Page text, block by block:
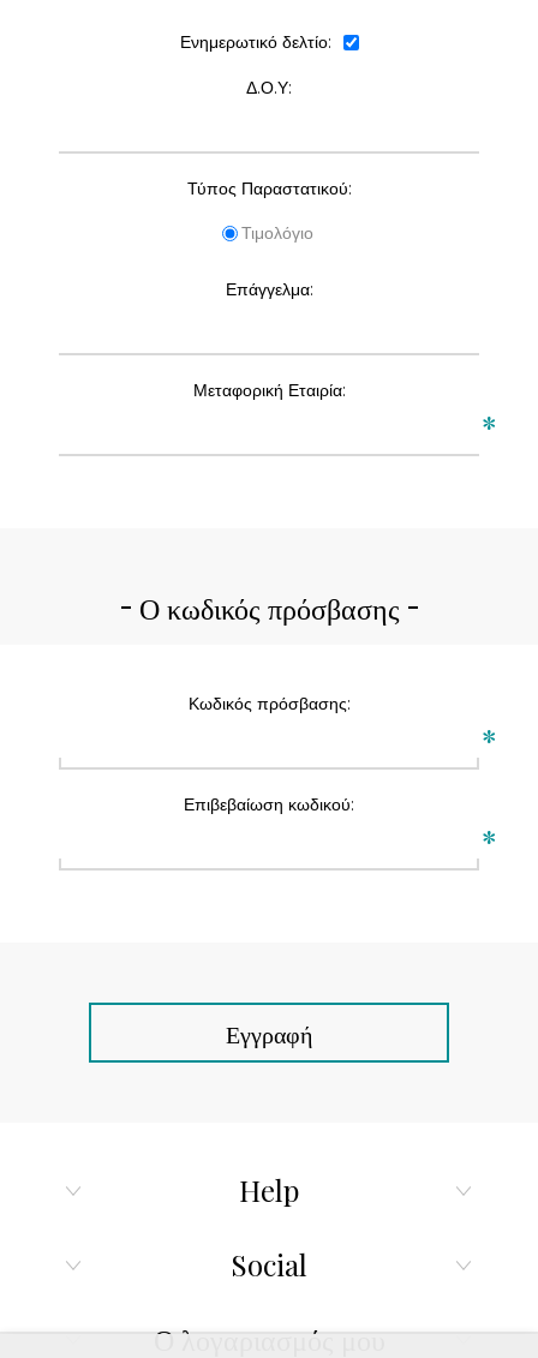
Ενημερωτικό δελτίο:
Δ.Ο.Υ:
Τύπος Παραστατικού:
Τιμολόγιο
Επάγγελμα:
Μεταφορική Εταιρία:
*
Ο κωδικός πρόσβασης
Κωδικός πρόσβασης:
*
Επιβεβαίωση κωδικού:
*
Εγγραφή
Help
Social
Ο λογαριασμός μου